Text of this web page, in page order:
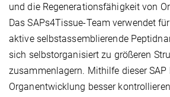
und die Regenerationsfähigkeit von
Das SAPs4Tissue-Team verwendet
aktive selbstassemblierende
sich selbstorganisiert zu größeren
zusammenlagern. Mithilfe dieser
Organentwicklung besser